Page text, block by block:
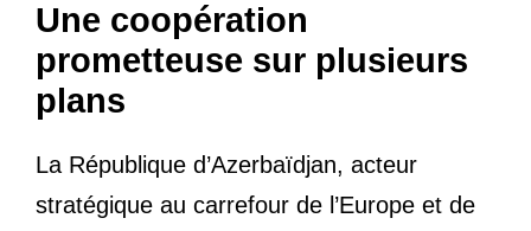
Une coopération
prometteuse sur plusieurs
plans
La République d’Azerbaïdjan, acteur
stratégique au carrefour de l’Europe et de